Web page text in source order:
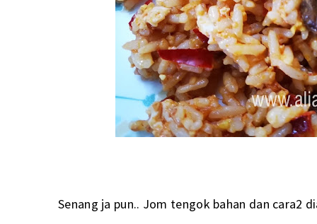
Senang ja pun.. Jom tengok bahan dan cara2